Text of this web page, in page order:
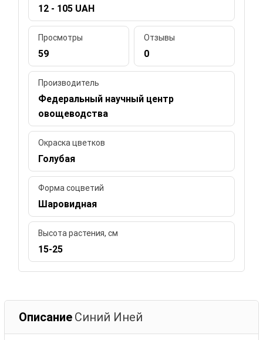
12 - 105 UAH
Просмотры
59
Отзывы
0
Производитель
Федеральный научный центр
овощеводства
Окраска цветков
Голубая
Форма соцветий
Шаровидная
Высота растения, см
15-25
Описание Синий Иней